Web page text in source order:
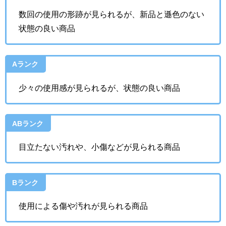
数回の使用の形跡が見られるが、新品と遜色のない
状態の良い商品
Aランク
少々の使用感が見られるが、状態の良い商品
ABランク
目立たない汚れや、小傷などが見られる商品
Bランク
使用による傷や汚れが見られる商品